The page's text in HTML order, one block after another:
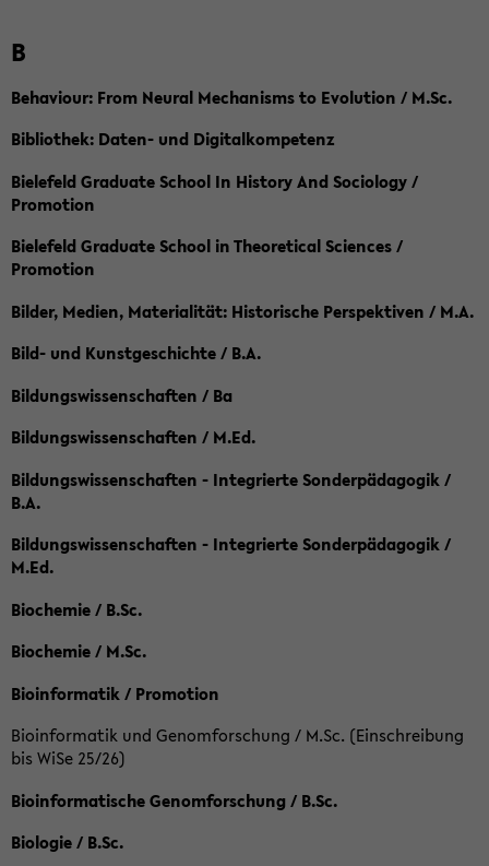
B
Behaviour: From Neural Mechanisms to Evolution / M.Sc.
Bibliothek: Daten- und Digitalkompetenz
Bielefeld Graduate School In History And Sociology /
Promotion
Bielefeld Graduate School in Theoretical Sciences /
Promotion
Bilder, Medien, Materialität: Historische Perspektiven / M.A.
Bild- und Kunstgeschichte / B.A.
Bildungswissenschaften / Ba
Bildungswissenschaften / M.Ed.
Bildungswissenschaften - Integrierte Sonderpädagogik /
B.A.
Bildungswissenschaften - Integrierte Sonderpädagogik /
M.Ed.
Biochemie / B.Sc.
Biochemie / M.Sc.
Bioinformatik / Promotion
Bioinformatik und Genomforschung / M.Sc. (Einschreibung
bis WiSe 25/26)
Bioinformatische Genomforschung / B.Sc.
Biologie / B.Sc.